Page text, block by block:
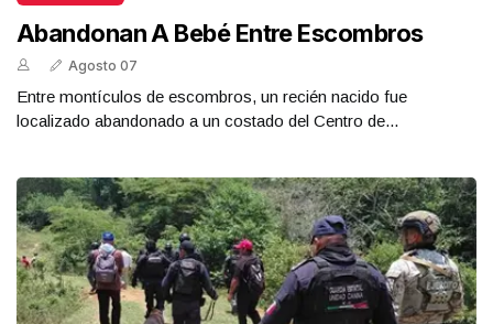
Abandonan A Bebé Entre Escombros
Agosto 07
Entre montículos de escombros, un recién nacido fue
localizado abandonado a un costado del Centro de...